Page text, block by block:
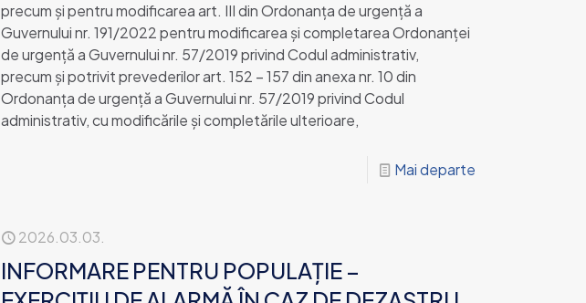
precum şi pentru modificarea art. III din Ordonanţa de urgenţă a
Guvernului nr. 191/2022 pentru modificarea şi completarea Ordonanţei
de urgenţă a Guvernului nr. 57/2019 privind Codul administrativ,
precum și potrivit prevederilor art. 152 – 157 din anexa nr. 10 din
Ordonanța de urgență a Guvernului nr. 57/2019 privind Codul
administrativ, cu modificările și completările ulterioare,
Mai departe
2026.03.03.
INFORMARE PENTRU POPULAȚIE –